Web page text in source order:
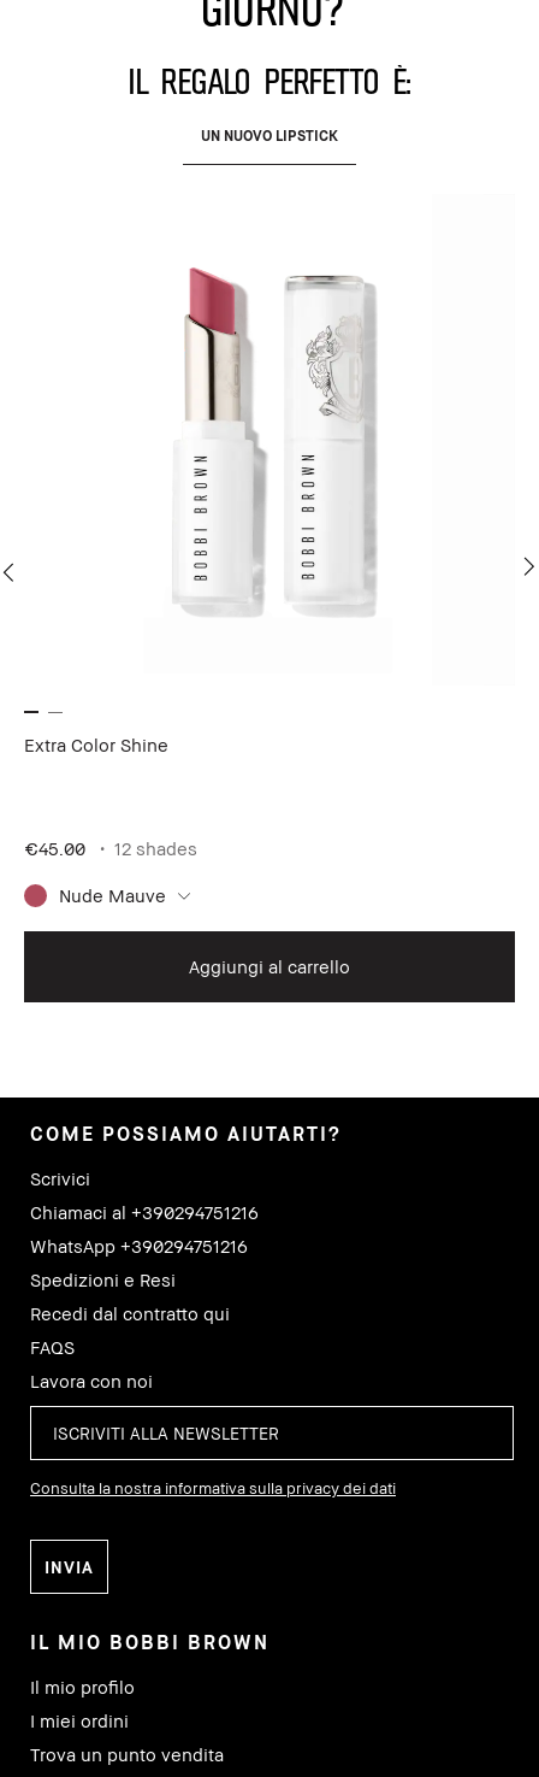
Il regalo perfetto è:
UN NUOVO LIPSTICK
Extra Color Shine
€45.00 12 shades
Nude Mauve
Aggiungi al carrello
COME POSSIAMO AIUTARTI?
Scrivici
Chiamaci al +390294751216
WhatsApp +390294751216
Spedizioni e Resi
Recedi dal contratto qui
FAQS
Lavora con noi
Consulta la nostra informativa sulla privacy dei dati
IL MIO BOBBI BROWN
Il mio profilo
I miei ordini
Trova un punto vendita